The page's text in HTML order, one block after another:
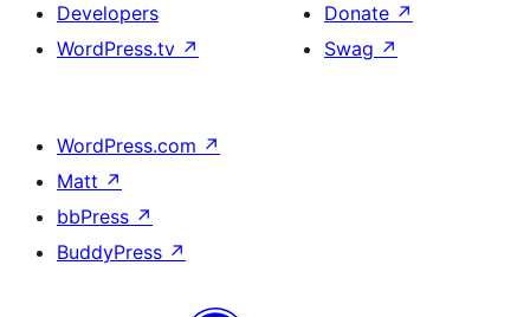
Developers
WordPress.tv ↗
Donate ↗
Swag ↗
WordPress.com ↗
Matt ↗
bbPress ↗
BuddyPress ↗